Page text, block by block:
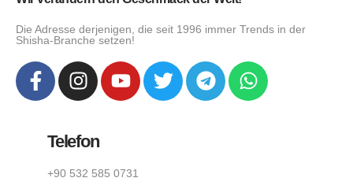
Die Adresse derjenigen, die seit 1996 immer Trends in der
Shisha-Branche setzen!
Telefon
+90 532 585 0731